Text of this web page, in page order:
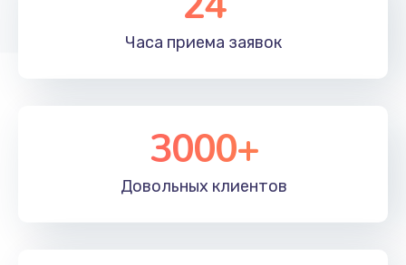
Часа приема заявок
3000+
Довольных клиентов